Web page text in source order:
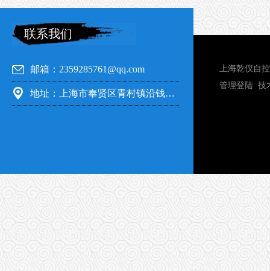
联系我们
邮箱：2359285761@qq.com
地址：上海市奉贤区青村镇沿钱公路351号
上海乾仪自
管理登陆 技